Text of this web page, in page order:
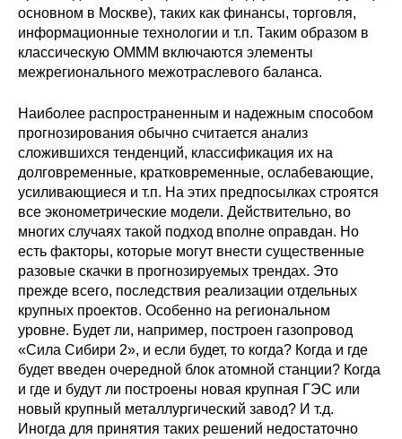
основном в Москве), таких как финансы, торговля,
информационные технологии и т.п. Таким образом в
классическую ОМММ включаются элементы
межрегионального межотраслевого баланса.
Наиболее распространенным и надежным способом
прогнозирования обычно считается анализ
сложившихся тенденций, классификация их на
долговременные, кратковременные, ослабевающие,
усиливающиеся и т.п. На этих предпосылках строятся
все эконометрические модели. Действительно, во
многих случаях такой подход вполне оправдан. Но
есть факторы, которые могут внести существенные
разовые скачки в прогнозируемых трендах. Это
прежде всего, последствия реализации отдельных
крупных проектов. Особенно на региональном
уровне. Будет ли, например, построен газопровод
«Сила Сибири 2», и если будет, то когда? Когда и где
будет введен очередной блок атомной станции? Когда
и где и будут ли построены новая крупная ГЭС или
новый крупный металлургический завод? И т.д.
Иногда для принятия таких решений недостаточно